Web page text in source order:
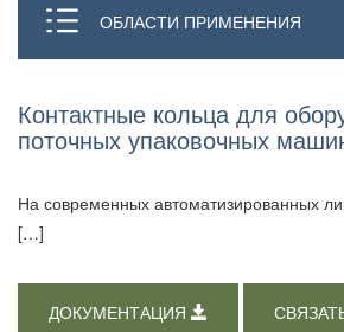
ОБЛАСТИ ПРИМЕНЕНИЯ
Контактные кольца для
поточных упаковочных
На современных автоматизированных
[…]
ДОКУМЕНТАЦИЯ